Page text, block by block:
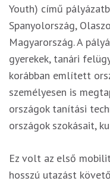
Youth) című
Spanyolország,
Magyarország. A
gyerekek, tanári
korábban említett
személyesen is
országok tanítási
országok szokásait,
Ez volt az első
hosszú utazást